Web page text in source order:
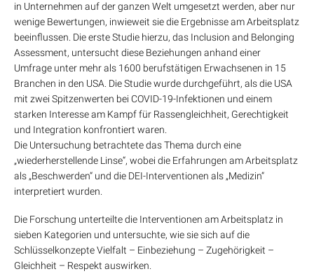
in Unternehmen auf der ganzen Welt umgesetzt werden, aber nur
wenige Bewertungen, inwieweit sie die Ergebnisse am Arbeitsplatz
beeinflussen. Die erste Studie hierzu, das Inclusion and Belonging
Assessment, untersucht diese Beziehungen anhand einer
Umfrage unter mehr als 1600 berufstätigen Erwachsenen in 15
Branchen in den USA. Die Studie wurde durchgeführt, als die USA
mit zwei Spitzenwerten bei COVID-19-Infektionen und einem
starken Interesse am Kampf für Rassengleichheit, Gerechtigkeit
und Integration konfrontiert waren.
Die Untersuchung betrachtete das Thema durch eine
„wiederherstellende Linse“, wobei die Erfahrungen am Arbeitsplatz
als „Beschwerden“ und die DEI-Interventionen als „Medizin“
interpretiert wurden.
Die Forschung unterteilte die Interventionen am Arbeitsplatz in
sieben Kategorien und untersuchte, wie sie sich auf die
Schlüsselkonzepte Vielfalt – Einbeziehung – Zugehörigkeit –
Gleichheit – Respekt auswirken.